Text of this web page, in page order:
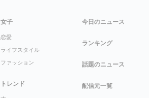
女子
恋愛
ライフスタイル
ファッション
トレンド
今日のニュース
ランキング
話題のニュース
配信元一覧